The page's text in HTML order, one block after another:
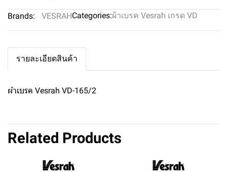
Brands: VESRAHCategories:ผ้าเบรค Vesrah เกรด VD
รายละเอียดสินค้า
ผ้าเบรค Vesrah VD-165/2
Related Products